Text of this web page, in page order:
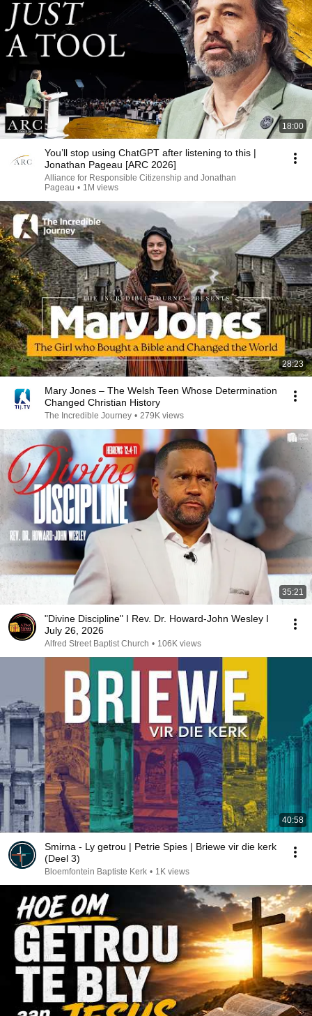
18:00
You’ll stop using ChatGPT after listening to this |
Jonathan Pageau [ARC 2026]
Alliance for Responsible Citizenship and Jonathan
Pageau • 1M views
28:23
Mary Jones – The Welsh Teen Whose Determination
Changed Christian History
The Incredible Journey • 279K views
35:21
"Divine Discipline" I Rev. Dr. Howard-John Wesley I
July 26, 2026
Alfred Street Baptist Church • 106K views
40:58
Smirna - Ly getrou | Petrie Spies | Briewe vir die kerk
(Deel 3)
Bloemfontein Baptiste Kerk • 1K views